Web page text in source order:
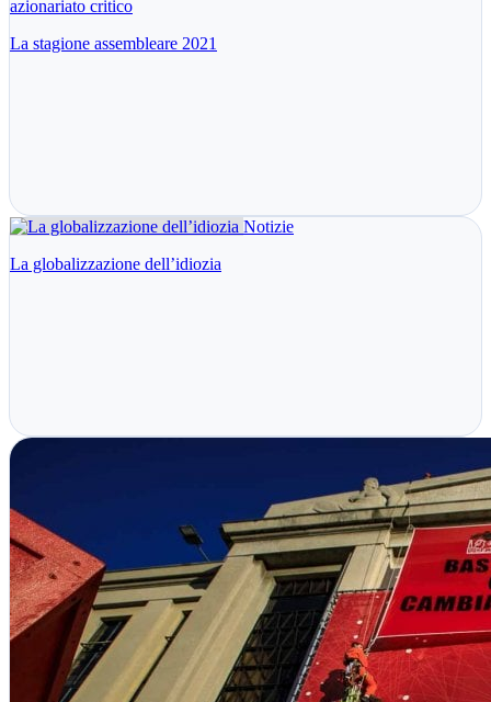
azionariato critico
La stagione assembleare 2021
Notizie
La globalizzazione dell’idiozia